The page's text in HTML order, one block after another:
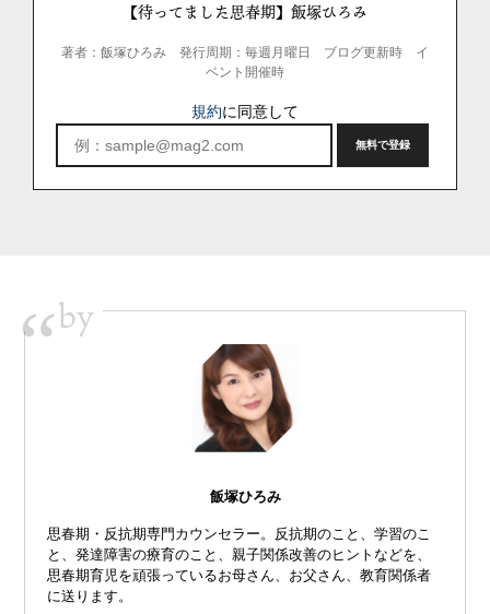
【待ってました思春期】飯塚ひろみ
著者：飯塚ひろみ
発行周期：毎週月曜日 ブログ更新時 イ
ベント開催時
規約に同意して
“by
飯塚ひろみ
思春期・反抗期専門カウンセラー。反抗期のこと、学習のこ
と、発達障害の療育のこと、親子関係改善のヒントなどを、
思春期育児を頑張っているお母さん、お父さん、教育関係者
に送ります。